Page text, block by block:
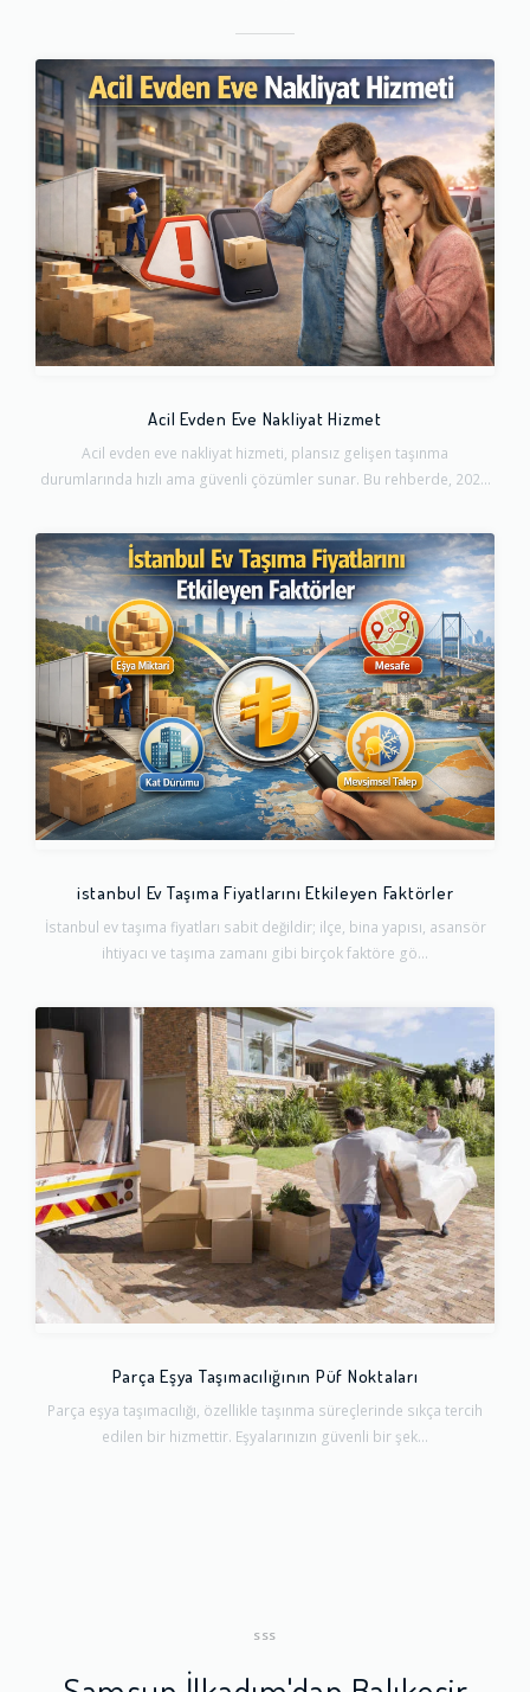
Acil Evden Eve Nakliyat Hizmet
Acil evden eve nakliyat hizmeti, plansız gelişen taşınma
durumlarında hızlı ama güvenli çözümler sunar. Bu rehberde, 202...
istanbul Ev Taşıma Fiyatlarını Etkileyen Faktörler
İstanbul ev taşıma fiyatları sabit değildir; ilçe, bina yapısı, asansör
ihtiyacı ve taşıma zamanı gibi birçok faktöre gö...
Parça Eşya Taşımacılığının Püf Noktaları
Parça eşya taşımacılığı, özellikle taşınma süreçlerinde sıkça tercih
edilen bir hizmettir. Eşyalarınızın güvenli bir şek...
SSS